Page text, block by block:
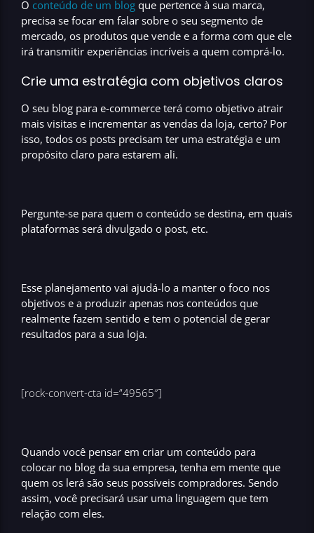
O conteúdo de um blog que pertence à sua marca,
precisa se focar em falar sobre o seu segmento de
mercado, os produtos que vende e a forma com que ele
irá transmitir experiências incríveis a quem comprá-lo.
Crie uma estratégia com objetivos claros
O seu blog para e-commerce terá como objetivo atrair
mais visitas e incrementar as vendas da loja, certo? Por
isso, todos os posts precisam ter uma estratégia e um
propósito claro para estarem ali.
Pergunte-se para quem o conteúdo se destina, em quais
plataformas será divulgado o post, etc.
Esse planejamento vai ajudá-lo a manter o foco nos
objetivos e a produzir apenas nos conteúdos que
realmente fazem sentido e tem o potencial de gerar
resultados para a sua loja.
[rock-convert-cta id=”49565″]
Quando você pensar em criar um conteúdo para
colocar no blog da sua empresa, tenha em mente que
quem os lerá são seus possíveis compradores. Sendo
assim, você precisará usar uma linguagem que tem
relação com eles.